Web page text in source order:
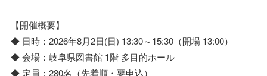
【開催概要】
◆ 日時：2026年8月2日(日) 13:30～15:30（開場 13:00）
◆ 会場：岐阜県図書館 1階 多目的ホール
◆ 定員：280名（先着順・要申込）